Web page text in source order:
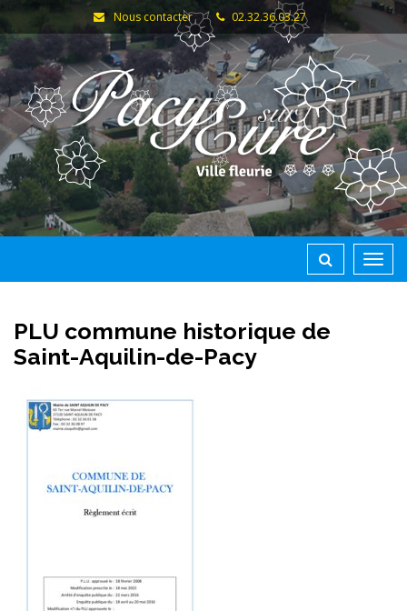
Gestion des traceurs
Nous contacter 02.32.36.03.27
PLU commune historique de
Saint-Aquilin-de-Pacy